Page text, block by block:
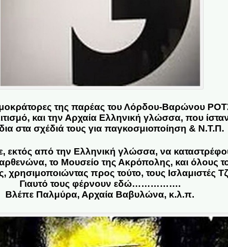
της παρέας του Λόρδου-Βαρώνου
και την Αρχαία Ελληνική γλώσσα, που
στα σχέδιά τους για παγκοσμιοποίηση & Ν.Τ.Π.
εκτός από την Ελληνική γλώσσα, να
το Μουσείο της Ακρόπολης, και όλους
προς τούτο, τους Ισλαμιστές
Γιαυτό τους φέρνουν εδώ…………….
Βλέπε Παλμύρα, Αρχαία Βαβυλώνα, κ.λ.π.